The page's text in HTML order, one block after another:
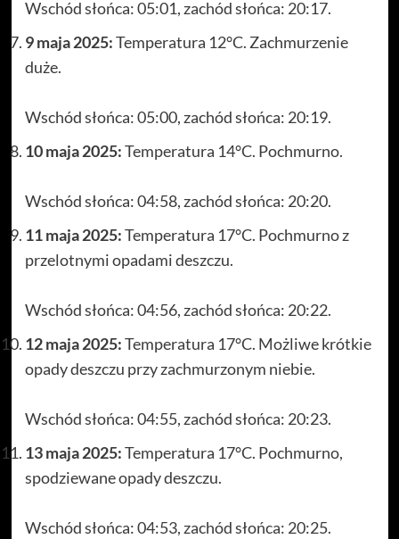
Wschód słońca: 05:01, zachód słońca: 20:17.
9 maja 2025:Temperatura 12°C. Zachmurzenie
duże.
Wschód słońca: 05:00, zachód słońca: 20:19.
10 maja 2025:Temperatura 14°C. Pochmurno.
Wschód słońca: 04:58, zachód słońca: 20:20.
11 maja 2025:Temperatura 17°C. Pochmurno z
przelotnymi opadami deszczu.
Wschód słońca: 04:56, zachód słońca: 20:22.
12 maja 2025:Temperatura 17°C. Możliwe krótkie
opady deszczu przy zachmurzonym niebie.
Wschód słońca: 04:55, zachód słońca: 20:23.
13 maja 2025:Temperatura 17°C. Pochmurno,
spodziewane opady deszczu.
Wschód słońca: 04:53, zachód słońca: 20:25.